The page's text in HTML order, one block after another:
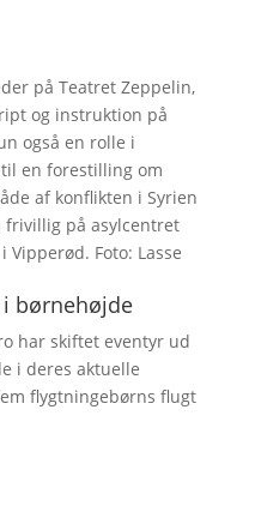
på Teatret Zeppelin,
og instruktion på
også en rolle i
en forestilling om
af konflikten i Syrien
frivillig på asylcentret
Foto: Lasse
børnehøjde
har skiftet eventyr ud
i deres aktuelle
flygtningebørns flugt